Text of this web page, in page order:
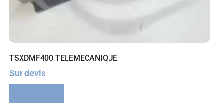
TSXDMF400 TELEMECANIQUE
Sur devis